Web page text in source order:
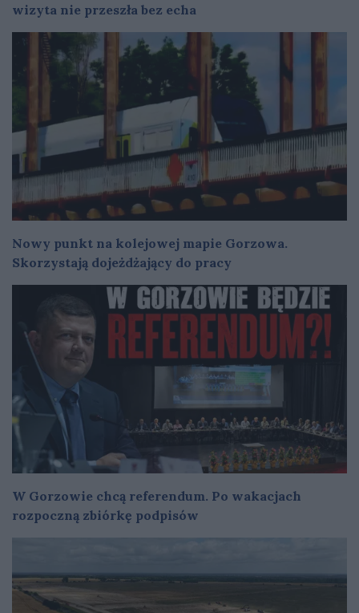
wizyta nie przeszła bez echa
Nowy punkt na kolejowej mapie Gorzowa.
Skorzystają dojeżdżający do pracy
W Gorzowie chcą referendum. Po wakacjach
rozpoczną zbiórkę podpisów